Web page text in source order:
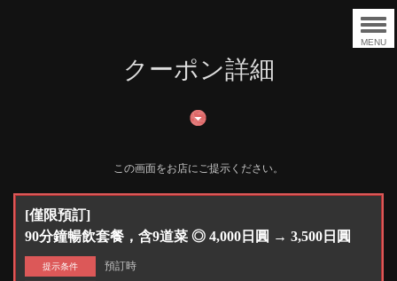
MENU
クーポン詳細
この画面をお店にご提示ください。
[僅限預訂]
90分鐘暢飲套餐，含9道菜 ◎ 4,000日圓 → 3,500日圓
提示条件 預訂時